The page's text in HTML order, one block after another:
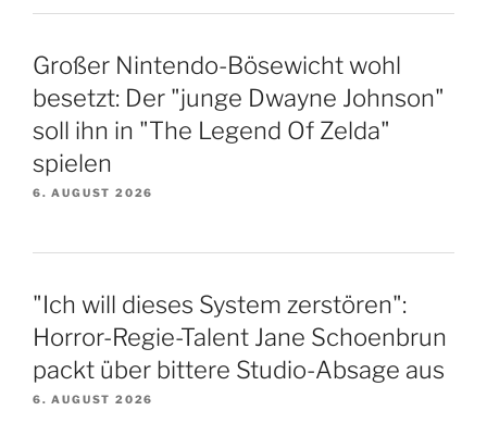
Großer Nintendo-Bösewicht wohl
besetzt: Der "junge Dwayne Johnson"
soll ihn in "The Legend Of Zelda"
spielen
6. AUGUST 2026
"Ich will dieses System zerstören":
Horror-Regie-Talent Jane Schoenbrun
packt über bittere Studio-Absage aus
6. AUGUST 2026